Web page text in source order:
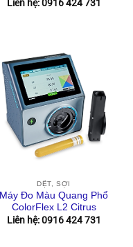
Liên hệ: 0916 424 731
DỆT, SỢI
Máy Đo Màu Quang Phổ
ColorFlex L2 Citrus
Liên hệ: 0916 424 731